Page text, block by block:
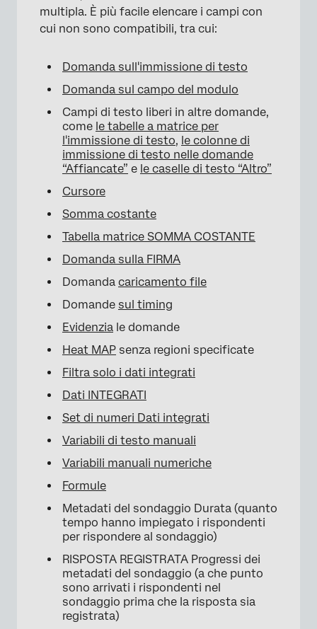
×
multipla. È più facile elencare i campi con
cui non sono compatibili, tra cui:
Domanda sull'immissione di testo
Domanda sul campo del modulo
Campi di testo liberi in altre domande,
come le tabelle a matrice per
l'immissione di testo, le colonne di
immissione di testo nelle domande
“Affiancate” e le caselle di testo “Altro”
Cursore
Somma costante
Tabella matrice SOMMA COSTANTE
Domanda sulla FIRMA
Domanda caricamento file
Domande sul timing
Evidenzia le domande
Heat MAP senza regioni specificate
Filtra solo i dati integrati
Dati INTEGRATI
Set di numeri Dati integrati
Variabili di testo manuali
Variabili manuali numeriche
Formule
Metadati del sondaggio Durata (quanto
tempo hanno impiegato i rispondenti
per rispondere al sondaggio)
RISPOSTA REGISTRATA Progressi dei
metadati del sondaggio (a che punto
sono arrivati i rispondenti nel
sondaggio prima che la risposta sia
registrata)